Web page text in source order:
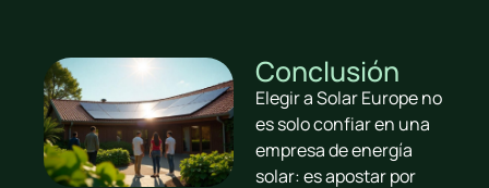
Conclusión
Elegir a Solar Europe no
es solo confiar en una
empresa de energía
solar: es apostar por